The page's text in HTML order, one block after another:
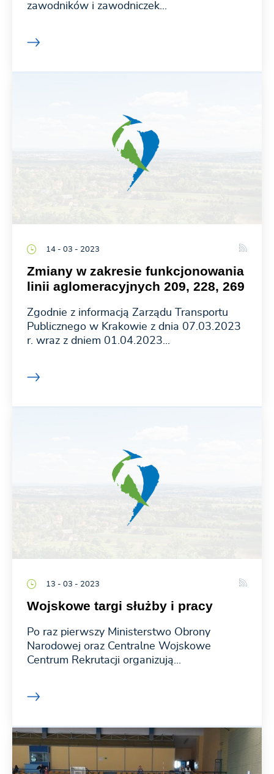
zawodników i zawodniczek...
14 - 03 - 2023
Zmiany w zakresie funkcjonowania
linii aglomeracyjnych 209, 228, 269
Zgodnie z informacją Zarządu Transportu
Publicznego w Krakowie z dnia 07.03.2023
r. wraz z dniem 01.04.2023...
13 - 03 - 2023
Wojskowe targi służby i pracy
Po raz pierwszy Ministerstwo Obrony
Narodowej oraz Centralne Wojskowe
Centrum Rekrutacji organizują...